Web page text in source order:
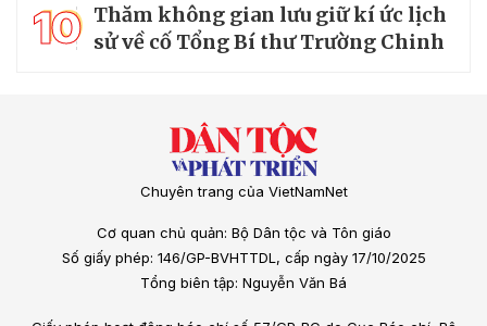
10 Thăm không gian lưu giữ kí ức lịch
sử về cố Tổng Bí thư Trường Chinh
Chuyên trang của VietNamNet
Cơ quan chủ quản: Bộ Dân tộc và Tôn giáo
Số giấy phép: 146/GP-BVHTTDL, cấp ngày 17/10/2025
Tổng biên tập: Nguyễn Văn Bá